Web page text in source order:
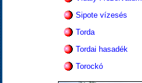
Sipote vízesés
Torda
Tordai hasadék
Torockó